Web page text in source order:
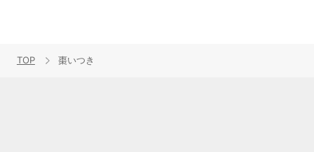
TOP 棗いつき